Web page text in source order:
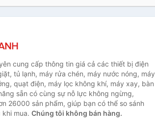
cung cấp thông tin giá cả các thiết bị điện
tủ lạnh, máy rửa chén, máy nước nóng, máy
quạt điện, máy lọc không khí, máy xay, bàn
sẵn có cùng sự nỗ lực không ngừng,
26000 sản phẩm, giúp bạn có thể so sánh
mua. Chúng tôi không bán hàng.